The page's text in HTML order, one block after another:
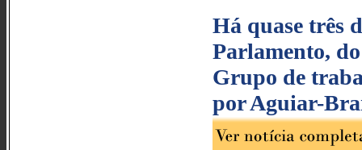
Há quase três
Parlamento,
Grupo de
por Aguiar-